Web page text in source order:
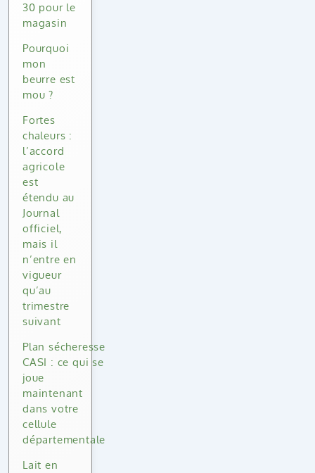
30 pour le
magasin
Pourquoi
mon
beurre est
mou ?
Fortes
chaleurs :
l’accord
agricole
est
étendu au
Journal
officiel,
mais il
n’entre en
vigueur
qu’au
trimestre
suivant
Plan sécheresse
CASI : ce qui se
joue
maintenant
dans votre
cellule
départementale
Lait en